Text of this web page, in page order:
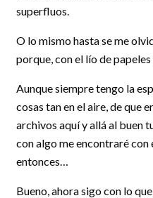
superfluos.
O lo mismo hasta se me
porque, con el lío de
Aunque siempre tengo la
cosas tan en el aire, de que
archivos aquí y allá al buen
con algo me encontraré con
entonces…
Bueno, ahora sigo con lo